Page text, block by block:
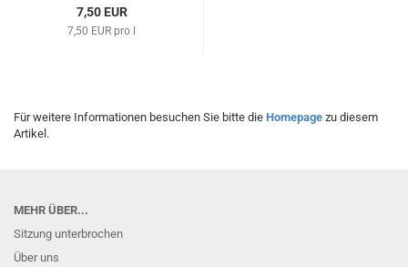
7,50 EUR
7,50 EUR pro l
Für weitere Informationen besuchen Sie bitte die Homepage zu diesem
Artikel.
MEHR ÜBER...
Sitzung unterbrochen
Über uns